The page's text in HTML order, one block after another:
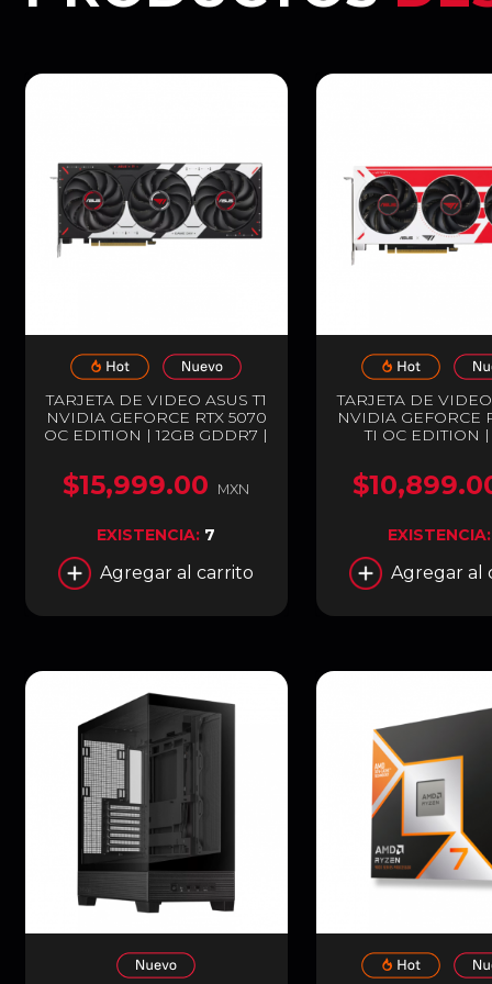
TARJETA DE VIDEO ASUS T1
NVIDIA GEFORCE RTX 5070
OC EDITION | 12GB GDDR7 |
HDMI / 3 X DISPLAYPORT |
ARGB | NEGRO / BLANCO /
$15,999.00 MXN
EXISTENCIA: 7
Agregar al carrito
TARJETA DE VIDEO
NVIDIA GEFORCE
TI OC EDITION
DISPLAYPORT |
EXISTENCIA:
Agregar al